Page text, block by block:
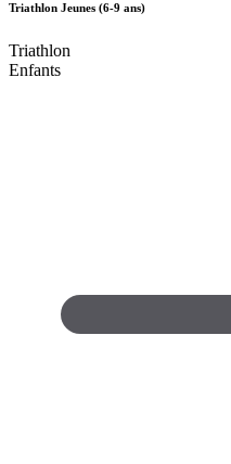
Triathlon Jeunes (6-9 ans)
Triathlon
Enfants